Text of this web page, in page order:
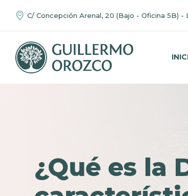
C/ Concepción Arenal, 20 (Bajo - Oficina 5B) -
¿Qué es la